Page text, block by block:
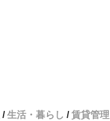
生活・暮らし
賃貸管理